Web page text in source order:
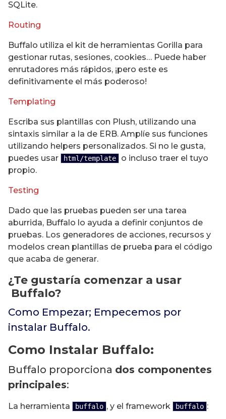
SQLite.
Routing
Buffalo utiliza el kit de herramientas Gorilla para
gestionar rutas, sesiones, cookies… Puede haber
enrutadores más rápidos, ¡pero este es
definitivamente el más poderoso!
Templating
Escriba sus plantillas con Plush, utilizando una
sintaxis similar a la de ERB. Amplíe sus funciones
utilizando helpers personalizados. Si no le gusta,
puedes usar
html/template
o incluso traer el tuyo
propio.
Testing
Dado que las pruebas pueden ser una tarea
aburrida, Buffalo lo ayuda a definir conjuntos de
pruebas. Los generadores de acciones, recursos y
modelos crean plantillas de prueba para el código
que acaba de generar.
¿Te gustaría comenzar a usar
Buffalo?
Como Empezar; Empecemos por
instalar Buffalo.
Como Instalar Buffalo:
Buffalo proporciona dos componentes
principales:
La herramienta buffalo , y el framework buffalo :